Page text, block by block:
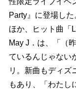
Party』に登場し
ほか、ヒット曲「
May J．は、「（
ているんじゃない
リ。新曲もディズ
もあり、「わたし